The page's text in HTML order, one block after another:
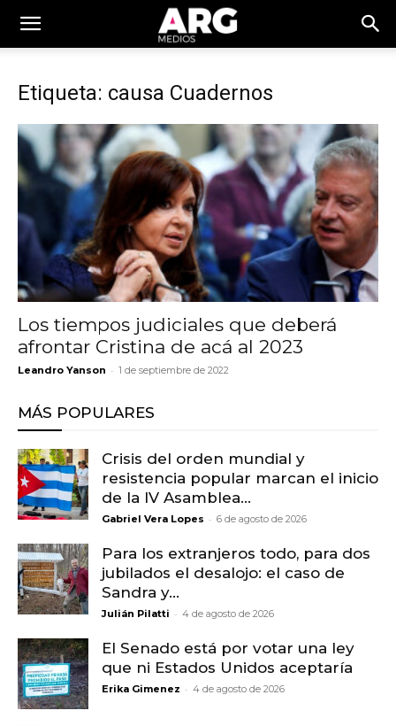
Etiqueta: causa Cuadernos
Los tiempos judiciales que deberá
afrontar Cristina de acá al 2023
Leandro Yanson - 1 de septiembre de 2022
MÁS POPULARES
Crisis del orden mundial y
resistencia popular marcan el inicio
de la IV Asamblea...
Gabriel Vera Lopes - 6 de agosto de 2026
Para los extranjeros todo, para dos
jubilados el desalojo: el caso de
Sandra y...
Julián Pilatti - 4 de agosto de 2026
El Senado está por votar una ley
que ni Estados Unidos aceptaría
Erika Gimenez - 4 de agosto de 2026